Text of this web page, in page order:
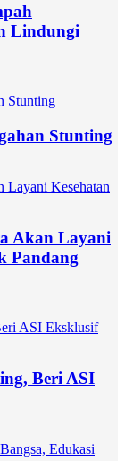
Lindungi
Stunting
Akan Layani
Pandang
Beri ASI